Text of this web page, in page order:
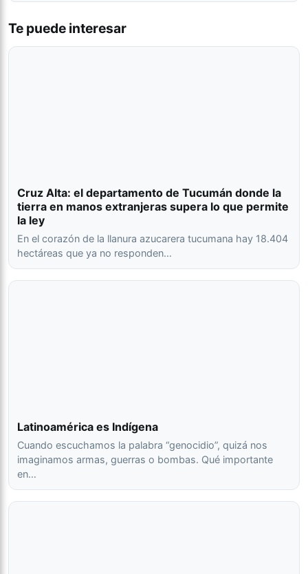
Te puede interesar
Cruz Alta: el departamento de Tucumán donde la
tierra en manos extranjeras supera lo que permite
la ley
En el corazón de la llanura azucarera tucumana hay 18.404
hectáreas que ya no responden…
Latinoamérica es Indígena
Cuando escuchamos la palabra “genocidio”, quizá nos
imaginamos armas, guerras o bombas. Qué importante
en…